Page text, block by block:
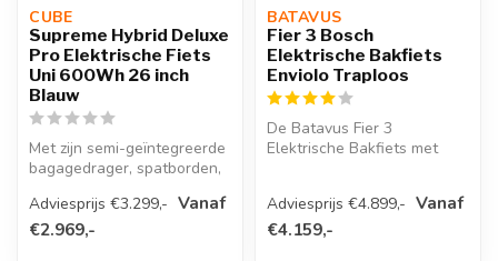
CUBE
Supreme Hybrid Deluxe
Pro Elektrische Fiets
Uni 600Wh 26 inch
Blauw
Met zijn semi-geïntegreerde
bagagedrager, spatborden,
Adviesprijs €3.299,- Vanaf
€2.969,-
BATAVUS
Fier 3 Bosch
Elektrische Bakfiets
Enviolo Traploos
De Batavus Fier 3
Elektrische Bakfiets met
Adviesprijs €4.899,- Vanaf
€4.159,-